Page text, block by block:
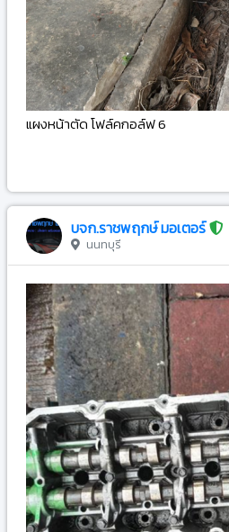
แผงหน้าตัด โฟล์คกอล์ฟ 6
บจก.ราชพฤกษ์ มอเตอร์
นนทบุรี